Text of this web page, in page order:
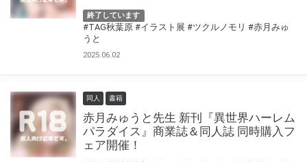
終了しています
#TAG秋葉原 #イラスト展 #ツクルノモリ #赤月みゅ
うと
2025.06.02
同人 書籍
赤月みゅうと先生 新刊『異世界ハーレム
パラダイス』商業誌＆同人誌 同時購入フ
ェア開催！